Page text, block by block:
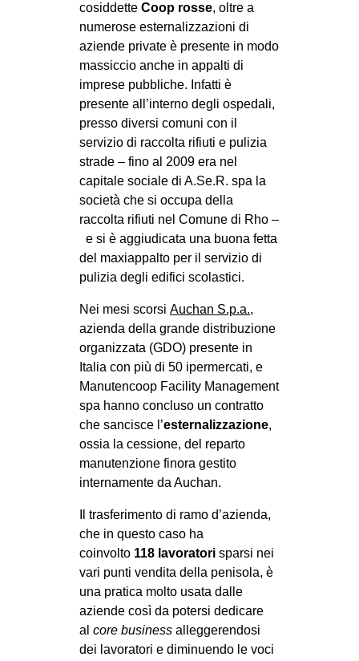
INTERNAZIONALE
AFRICA
AMERICHE
ESTREMO ORIENTE
EUROPA
MEDIO ORIENTE
MONDO
EVENTI
in
tw
bsky
ms
SEARCH
cosiddette Coop rosse, oltre a
numerose esternalizzazioni di
aziende private è presente in modo
massiccio anche in appalti di
imprese pubbliche. Infatti è
presente all’interno degli ospedali,
presso diversi comuni con il
servizio di raccolta rifiuti e pulizia
strade – fino al 2009 era nel
capitale sociale di A.Se.R. spa la
società che si occupa della
raccolta rifiuti nel Comune di Rho –
e si è aggiudicata una buona fetta
del maxiappalto per il servizio di
pulizia degli edifici scolastici.
Nei mesi scorsi Auchan S.p.a.,
azienda della grande distribuzione
organizzata (GDO) presente in
Italia con più di 50 ipermercati, e
Manutencoop Facility Management
spa hanno concluso un contratto
che sancisce l’esternalizzazione,
ossia la cessione, del reparto
manutenzione finora gestito
internamente da Auchan.
Il trasferimento di ramo d’azienda,
che in questo caso ha
coinvolto 118 lavoratori sparsi nei
vari punti vendita della penisola, è
una pratica molto usata dalle
aziende così da potersi dedicare
al core business alleggerendosi
dei lavoratori e diminuendo le voci